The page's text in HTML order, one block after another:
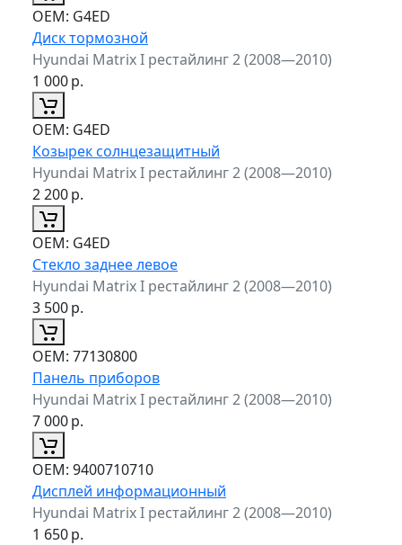
ОЕМ: G4ED
Диск тормозной
Hyundai Matrix I рестайлинг 2 (2008—2010)
1 000р.
ОЕМ: G4ED
Козырек солнцезащитный
Hyundai Matrix I рестайлинг 2 (2008—2010)
2 200р.
ОЕМ: G4ED
Стекло заднее левое
Hyundai Matrix I рестайлинг 2 (2008—2010)
3 500р.
ОЕМ: 77130800
Панель приборов
Hyundai Matrix I рестайлинг 2 (2008—2010)
7 000р.
ОЕМ: 9400710710
Дисплей информационный
Hyundai Matrix I рестайлинг 2 (2008—2010)
1 650р.